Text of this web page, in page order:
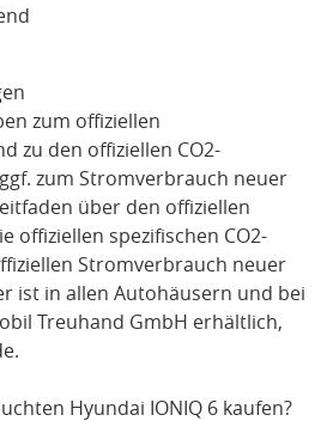
zum offiziellen
zu den offiziellen CO2-
zum Stromverbrauch neuer
über den offiziellen
offiziellen spezifischen CO2-
Stromverbrauch neuer
ist in allen Autohäusern und bei
Treuhand GmbH erhältlich,
.
Hyundai IONIQ 6 kaufen?